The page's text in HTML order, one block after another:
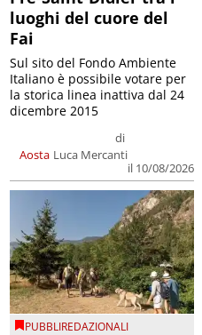
luoghi del cuore del
Fai
Aosta
di
Luca Mercanti
il 10/08/2026
Sul sito del Fondo Ambiente
Italiano è possibile votare per
la storica linea inattiva dal 24
dicembre 2015
PUBBLIREDAZIONALI